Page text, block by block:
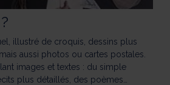
illustré de croquis, dessins plus
aussi photos ou cartes postales.
images et textes : du simple
plus détaillés, des poèmes…